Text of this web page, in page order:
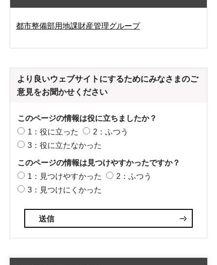
都市整備部用地課財産管理グループ
より良いウェブサイトにするためにみなさまのご
意見をお聞かせください
このページの情報は役に立ちましたか？
1：役に立った
2：ふつう
3：役に立たなかった
このページの情報は見つけやすかったですか？
1：見つけやすかった
2：ふつう
3：見つけにくかった